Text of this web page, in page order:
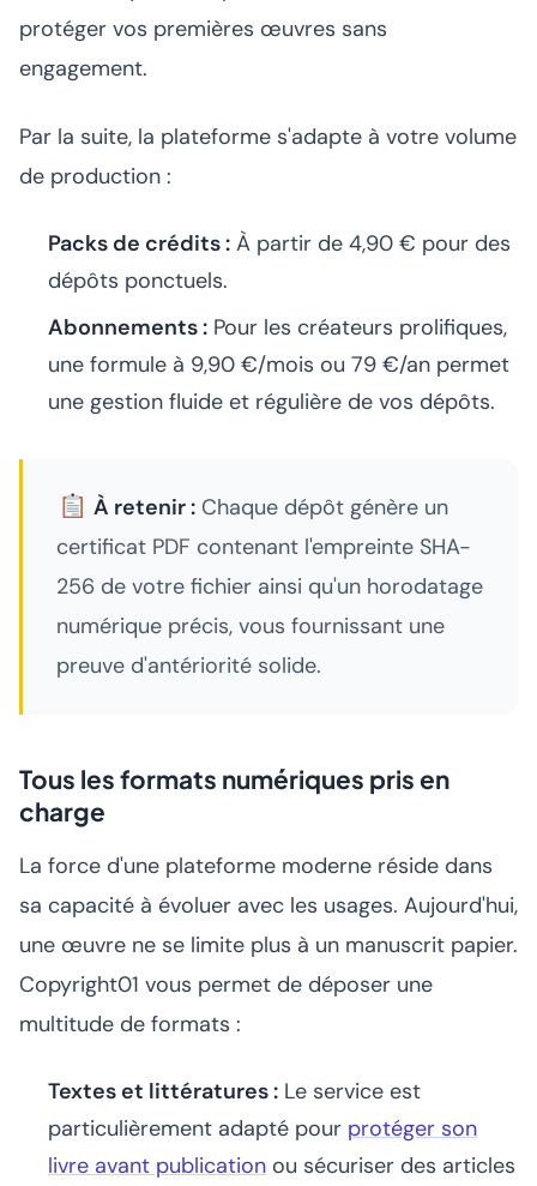
protéger vos premières œuvres sans
engagement.
Par la suite, la plateforme s'adapte à votre volume
de production :
Packs de crédits : À partir de 4,90 € pour des
dépôts ponctuels.
Abonnements : Pour les créateurs prolifiques,
une formule à 9,90 €/mois ou 79 €/an permet
une gestion fluide et régulière de vos dépôts.
À retenir :Chaque dépôt génère un
certificat PDF contenant l'empreinte SHA-
256 de votre fichier ainsi qu'un horodatage
numérique précis, vous fournissant une
preuve d'antériorité solide.
Tous les formats numériques pris en
charge
La force d'une plateforme moderne réside dans
sa capacité à évoluer avec les usages. Aujourd'hui,
une œuvre ne se limite plus à un manuscrit papier.
Copyright01 vous permet de déposer une
multitude de formats :
Textes et littératures : Le service est
particulièrement adapté pour protéger son
livre avant publication ou sécuriser des articles